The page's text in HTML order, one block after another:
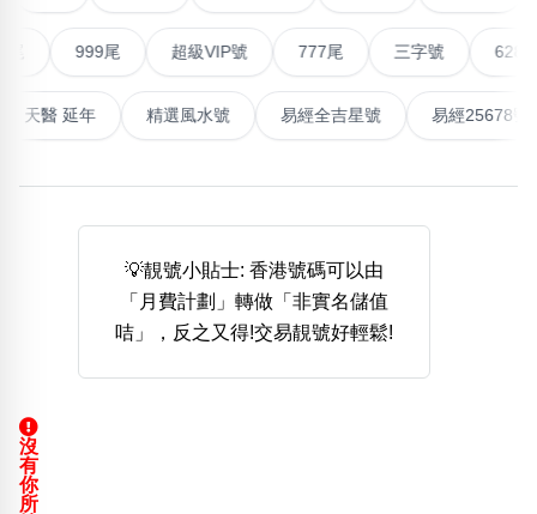
888尾
999尾 777尾 9字頭 6字頭
無4字
全大數字
5萬以上 生天延 全吉星(全號)
清除全部分類
搜尋
高級分類
999尾 超級VIP號 777尾 三字號 6288頭
能量生氣 天醫 延年 精選風水號 易經全吉星號 易經
💡靚號小貼士: 香港號碼可以由
「月費計劃」轉做「非實名儲值
咭」，反之又得!交易靚號好輕鬆!
沒
有
你
所